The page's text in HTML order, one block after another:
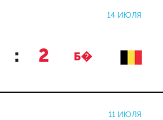
14 ИЮЛЯ
: 2 Б�
11 ИЮЛЯ